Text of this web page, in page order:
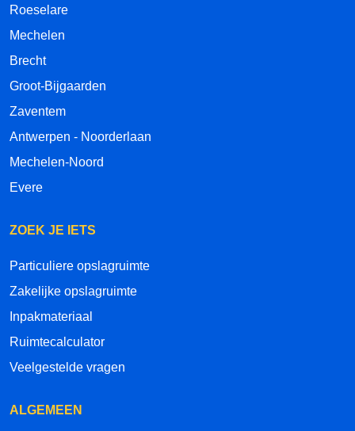
Roeselare
Mechelen
Brecht
Groot-Bijgaarden
Zaventem
Antwerpen - Noorderlaan
Mechelen-Noord
Evere
ZOEK JE IETS
Particuliere opslagruimte
Zakelijke opslagruimte
Inpakmateriaal
Ruimtecalculator
Veelgestelde vragen
ALGEMEEN